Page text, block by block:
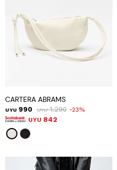
CARTERA ABRAMS
UYU 990 UYU 1.290 23
UYU 842